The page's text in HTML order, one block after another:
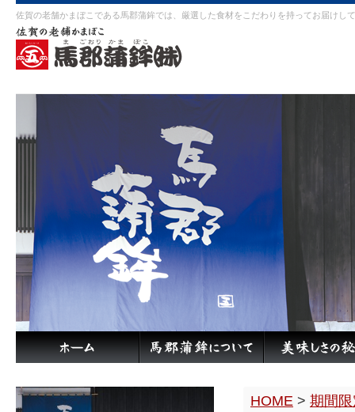
佐賀の老舗かまぼこである馬郡蒲鉾では、厳選した食材をこだわりを持ってお届けし
HOME > 期間